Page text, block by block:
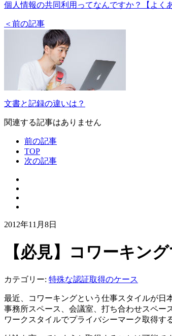
個人情報の共同利用ってなんですか？【よく
＜前の記事
文書と記録の違いは？
関連する記事はありません
前の記事
TOP
次の記事
2012年11月8日
【必見】コワーキン
カテゴリー: 特殊な認証取得のケース
最近、コワーキングという仕事スタイルが日
事務所スペース、会議室、打ち合わせスペー
ワークスタイルでプライバシーマーク取得す